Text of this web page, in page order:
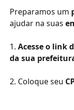
Preparamos um
ajudar na suas
1. Acesse o link
da sua
2. Coloque seu